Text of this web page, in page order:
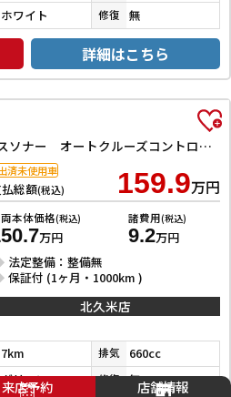
ホワイト 修復 無
詳細はこちら
ハイブリッドG クリアランスソナー オートクルーズコントロール レーンアシスト 衝突被害軽減システム オートライト スマートキー アイドリングストップ 電動格納ミラー シートヒーター CVT ESC エアコン
総額(税込) 159.9万円
本体価格(税込)
万円
諸費用(税込)
9.2万円
法定整備：整備無
保証付 (1ヶ月・1000km )
済未使用車
北久米店
7km 排気 660cc
グリーン 修復 無
来店予約 店舗情報